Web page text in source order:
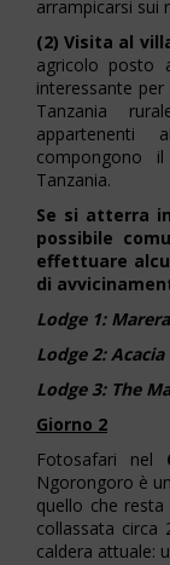
arrampicarsi sui
(2) Visita al
agricolo posto
interessante
Tanzania
appartenenti
compongono
Tanzania.
Se si atterra
possibile
effettuare
di
Lodge 1:
Lodge 2:
Lodge 3: The
Giorno 2
Fotosafari nel
Ngorongoro è
quello che
collassata circa
caldera attuale: